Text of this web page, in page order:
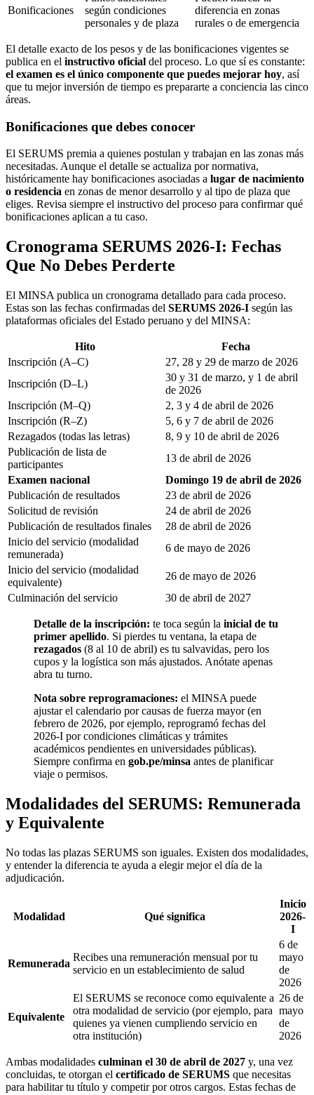
Bonificaciones
según condiciones
personales y de plaza
diferencia en zonas
rurales o de emergencia
El detalle exacto de los pesos y de las bonificaciones vigentes se
publica en el instructivo oficial del proceso. Lo que sí es constante:
el examen es el único componente que puedes mejorar hoy, así
que tu mejor inversión de tiempo es prepararte a conciencia las cinco
áreas.
Bonificaciones que debes conocer
El SERUMS premia a quienes postulan y trabajan en las zonas más
necesitadas. Aunque el detalle se actualiza por normativa,
históricamente hay bonificaciones asociadas a lugar de nacimiento
o residencia en zonas de menor desarrollo y al tipo de plaza que
eliges. Revisa siempre el instructivo del proceso para confirmar qué
bonificaciones aplican a tu caso.
Cronograma SERUMS 2026-I: Fechas
Que No Debes Perderte
El MINSA publica un cronograma detallado para cada proceso.
Estas son las fechas confirmadas del SERUMS 2026-I según las
plataformas oficiales del Estado peruano y del MINSA:
Hito
Fecha
Inscripción (A–C)
27, 28 y 29 de marzo de 2026
Inscripción (D–L)
30 y 31 de marzo, y 1 de abril
de 2026
Inscripción (M–Q)
2, 3 y 4 de abril de 2026
Inscripción (R–Z)
5, 6 y 7 de abril de 2026
Rezagados (todas las letras)
8, 9 y 10 de abril de 2026
Publicación de lista de
participantes
13 de abril de 2026
Examen nacional
Domingo 19 de abril de 2026
Publicación de resultados
23 de abril de 2026
Solicitud de revisión
24 de abril de 2026
Publicación de resultados finales
28 de abril de 2026
Inicio del servicio (modalidad
remunerada)
6 de mayo de 2026
Inicio del servicio (modalidad
equivalente)
26 de mayo de 2026
Culminación del servicio
30 de abril de 2027
Detalle de la inscripción: te toca según la inicial de tu
primer apellido. Si pierdes tu ventana, la etapa de
rezagados (8 al 10 de abril) es tu salvavidas, pero los
cupos y la logística son más ajustados. Anótate apenas
abra tu turno.
Nota sobre reprogramaciones: el MINSA puede
ajustar el calendario por causas de fuerza mayor (en
febrero de 2026, por ejemplo, reprogramó fechas del
2026-I por condiciones climáticas y trámites
académicos pendientes en universidades públicas).
Siempre confirma en gob.pe/minsa antes de planificar
viaje o permisos.
Modalidades del SERUMS: Remunerada
y Equivalente
No todas las plazas SERUMS son iguales. Existen dos modalidades,
y entender la diferencia te ayuda a elegir mejor el día de la
adjudicación.
Modalidad Qué significa
Inicio
2026-
I
Remunerada
Recibes una remuneración mensual por tu
servicio en un establecimiento de salud
6 de
mayo
de
2026
Equivalente
El SERUMS se reconoce como equivalente a
otra modalidad de servicio (por ejemplo, para
quienes ya vienen cumpliendo servicio en
otra institución)
26 de
mayo
de
2026
Ambas modalidades culminan el 30 de abril de 2027 y, una vez
concluidas, te otorgan el certificado de SERUMS que necesitas
para habilitar tu título y competir por otros cargos. Estas fechas de